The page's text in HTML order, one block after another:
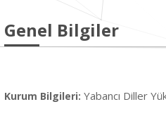
Genel Bilgiler
Kurum Bilgileri: Yabancı Diller